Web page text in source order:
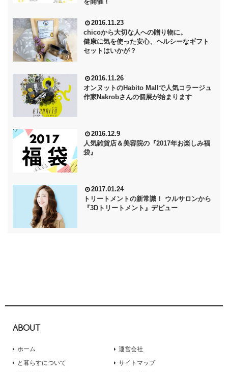
2016.11.23
chicoから大切な人への贈り物に。
健康に気を使った安心、ヘルシーなギフト
セットはいかが？
2016.11.26
オンヌットのHabito Mallで人気コラージュ
作家Nakrobさんの個展が始まります
2016.12.9
人気雑貨店＆美容院の『2017年お楽しみ福
袋』
2017.01.24
トリートメントの新常識！ ウルサロンから
『3Dトリートメント』デビュー
ABOUT
ホーム
と暮らすについて
運営会社
サイトマップ